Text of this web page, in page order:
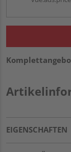
EIGENSCHAFTEN